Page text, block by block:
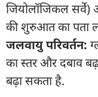
जियोलॉजिकल
की शुरुआत का पता
जलवायु परिवर्तन:
का स्तर और दबाव
बढ़ा सकता है.